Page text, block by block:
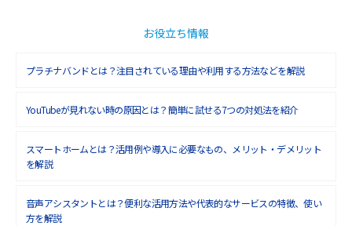
2018年7月(6)
2018年6月(6)
2018年4月(7)
お役立ち情報
プラチナバンドとは？注目されている理由や利用する方法などを解説
YouTubeが見れない時の原因とは？簡単に試せる7つの対処法を紹介
スマートホームとは？活用例や導入に必要なもの、メリット・デメリット
を解説
音声アシスタントとは？便利な活用方法や代表的なサービスの特徴、使い
方を解説